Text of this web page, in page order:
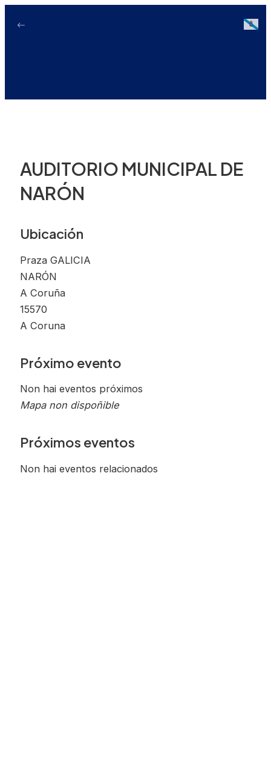
AUDITORIO MUNICIPAL DE
NARÓN
Ubicación
Praza GALICIA
NARÓN
A Coruña
15570
A Coruna
Próximo evento
Non hai eventos próximos
Mapa non dispoñible
Próximos eventos
Non hai eventos relacionados